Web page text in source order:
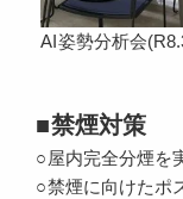
AI姿勢分析会
■禁煙対策
○屋内完全分煙を
○禁煙に向けたポ